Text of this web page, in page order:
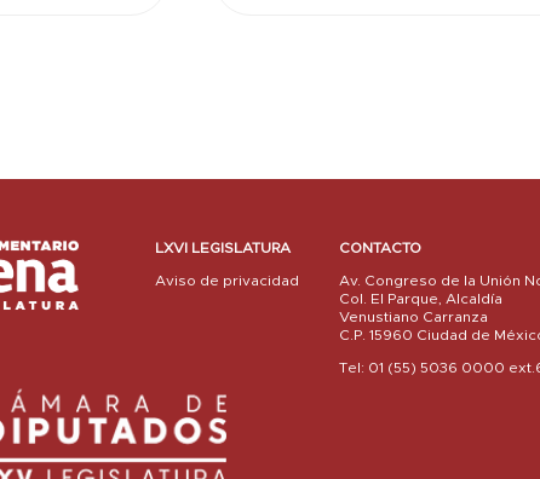
LXVI LEGISLATURA
Aviso de privacidad
CONTACTO
Av. Congreso de la Unión
Col. El Parque, Alcaldía
Venustiano Carranza
C.P. 15960 Ciudad de
Tel: 01 (55) 5036 0000